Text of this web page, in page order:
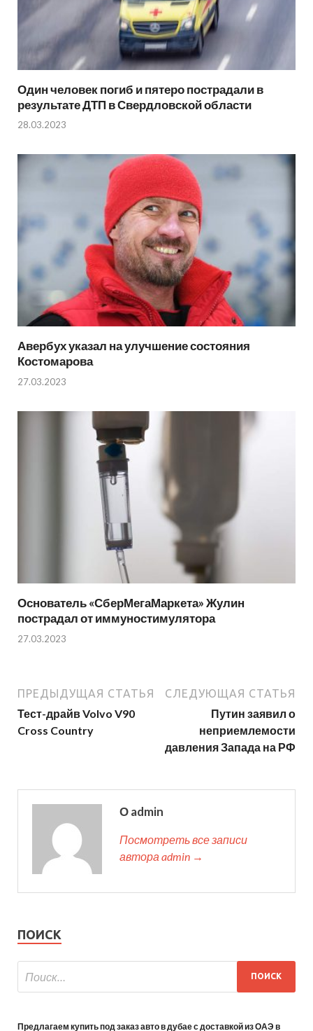
Один человек погиб и пятеро пострадали в
результате ДТП в Свердловской области
28.03.2023
Авербух указал на улучшение состояния
Костомарова
27.03.2023
Основатель «СберМегаМаркета» Жулин
пострадал от иммуностимулятора
27.03.2023
ПРЕДЫДУЩАЯ СТАТЬЯ
Тест-драйв Volvo V90
Cross Country
СЛЕДУЮЩАЯ СТАТЬЯ
Путин заявил о
неприемлемости
давления Запада на РФ
О admin
Посмотреть все записи
автора admin →
ПОИСК
Предлагаем купить под заказ авто в дубае с доставкой из ОАЭ в